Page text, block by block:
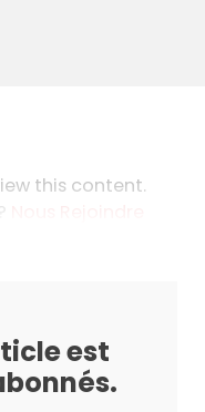
this content.
est